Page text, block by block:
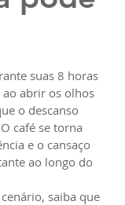
suas 8 horas
abrir os olhos
o descanso
café se torna
e o cansaço
ao longo do
saiba que